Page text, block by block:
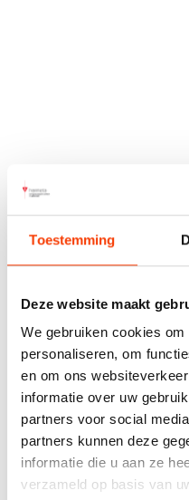
Toestemming
Deze website maakt
We gebruiken cookies
personaliseren, om
en om ons
informatie over uw
partners voor social
partners kunnen deze
informatie die u aan ze
verzameld op basis van